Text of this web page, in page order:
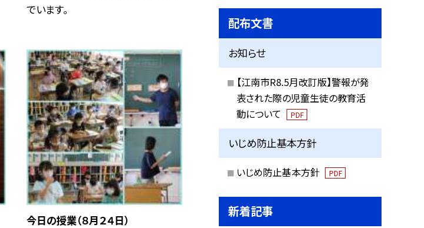
でいます。
今日の授業（８月２４日）
配布文書
お知らせ
【江南市R8.5月改訂版】警報が発
表された際の児童生徒の教育活
動について
PDF
いじめ防止基本方針
いじめ防止基本方針 PDF
新着記事